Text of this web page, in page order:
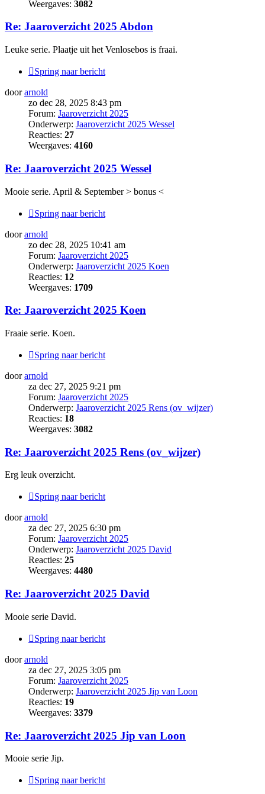
Weergaves: 3082
Re: Jaaroverzicht 2025 Abdon
Leuke serie. Plaatje uit het Venlosebos is fraai.
Spring naar bericht
doorarnold
zo dec 28, 2025 8:43 pm
Forum: Jaaroverzicht 2025
Onderwerp: Jaaroverzicht 2025 Wessel
Reacties: 27
Weergaves: 4160
Re: Jaaroverzicht 2025 Wessel
Mooie serie. April & September > bonus <
Spring naar bericht
doorarnold
zo dec 28, 2025 10:41 am
Forum: Jaaroverzicht 2025
Onderwerp: Jaaroverzicht 2025 Koen
Reacties: 12
Weergaves: 1709
Re: Jaaroverzicht 2025 Koen
Fraaie serie. Koen.
Spring naar bericht
doorarnold
za dec 27, 2025 9:21 pm
Forum: Jaaroverzicht 2025
Onderwerp: Jaaroverzicht 2025 Rens (ov_wijzer)
Reacties: 18
Weergaves: 3082
Re: Jaaroverzicht 2025 Rens (ov_wijzer)
Erg leuk overzicht.
Spring naar bericht
doorarnold
za dec 27, 2025 6:30 pm
Forum: Jaaroverzicht 2025
Onderwerp: Jaaroverzicht 2025 David
Reacties: 25
Weergaves: 4480
Re: Jaaroverzicht 2025 David
Mooie serie David.
Spring naar bericht
doorarnold
za dec 27, 2025 3:05 pm
Forum: Jaaroverzicht 2025
Onderwerp: Jaaroverzicht 2025 Jip van Loon
Reacties: 19
Weergaves: 3379
Re: Jaaroverzicht 2025 Jip van Loon
Mooie serie Jip.
Spring naar bericht